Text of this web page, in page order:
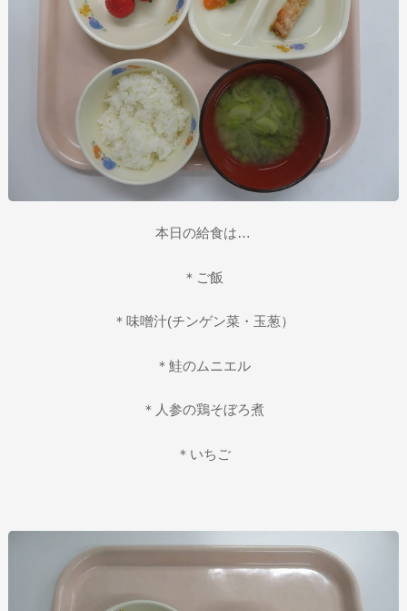
本日の給食は…
＊ご飯
＊味噌汁(チンゲン菜・玉葱）
＊鮭のムニエル
＊人参の鶏そぼろ煮
＊いちご